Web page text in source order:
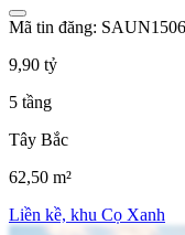
Mã tin đăng: SAUN1506
9,90 tỷ
5 tầng
Tây Bắc
62,50 m²
Liền kề, khu Cọ Xanh